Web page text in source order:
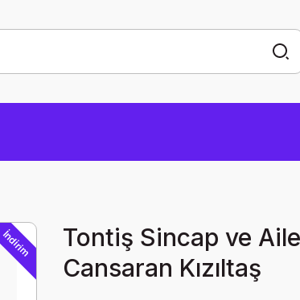
İndirim
Tontiş Sincap ve
Cansaran Kızıltaş